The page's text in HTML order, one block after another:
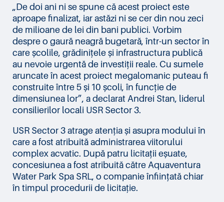
„De doi ani ni se spune că acest proiect este
aproape finalizat, iar astăzi ni se cer din nou zeci
de milioane de lei din bani publici. Vorbim
despre o gaură neagră bugetară, într-un sector în
care școlile, grădinițele și infrastructura publică
au nevoie urgentă de investiții reale. Cu sumele
aruncate în acest proiect megalomanic puteau fi
construite între 5 și 10 școli, în funcție de
dimensiunea lor”, a declarat Andrei Stan, liderul
consilierilor locali USR Sector 3.
USR Sector 3 atrage atenția și asupra modului în
care a fost atribuită administrarea viitorului
complex acvatic. După patru licitații eșuate,
concesiunea a fost atribuită către Aquaventura
Water Park Spa SRL, o companie înființată chiar
în timpul procedurii de licitație.